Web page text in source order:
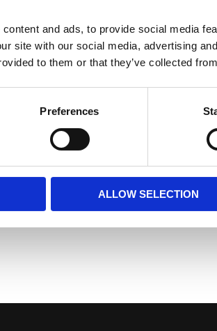
and ads, to provide social media
site with our social media, advertising
to them or that they’ve collected
Preferences
ALLOW SELECTION
Facebook